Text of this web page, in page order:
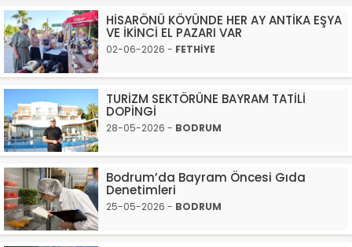
HİSARÖNÜ KÖYÜNDE HER AY ANTİKA EŞYA
VE İKİNCİ EL PAZARI VAR
02-06-2026 - FETHİYE
TURİZM SEKTÖRÜNE BAYRAM TATİLİ
DOPİNGİ
28-05-2026 - BODRUM
Bodrum’da Bayram Öncesi Gıda
Denetimleri
25-05-2026 - BODRUM